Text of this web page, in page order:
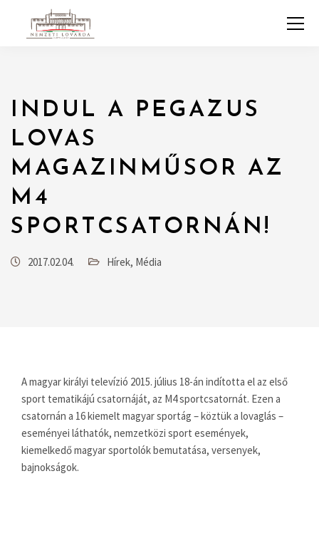
INDUL A PEGAZUS
LOVAS
MAGAZINMŰSOR AZ
M4
SPORTCSATORNÁN!
2017.02.04. Hírek, Média
A magyar királyi televízió 2015. július 18-án indította el az első
sport tematikájú csatornáját, az M4 sportcsatornát. Ezen a
csatornán a 16 kiemelt magyar sportág – köztük a lovaglás –
eseményei láthatók, nemzetközi sport események,
kiemelkedő magyar sportolók bemutatása, versenyek,
bajnokságok.